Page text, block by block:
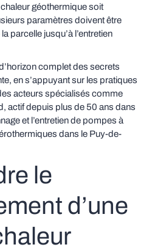
géothermique soit
paramètres doivent être
parcelle jusqu’à l’entretien
complet des secrets
en s’appuyant sur les pratiques
acteurs spécialisés comme
actif depuis plus de 50 ans dans
et l’entretien de pompes à
dans le Puy-de-
le
d’une